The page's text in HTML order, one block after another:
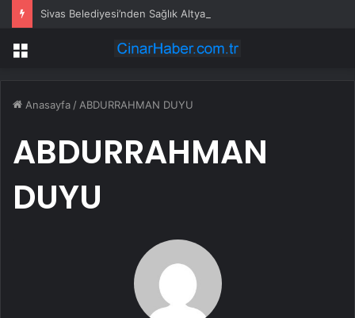
Menü
Anasayfa /ABDURRAHMAN DUYU
ABDURRAHMAN
DUYU